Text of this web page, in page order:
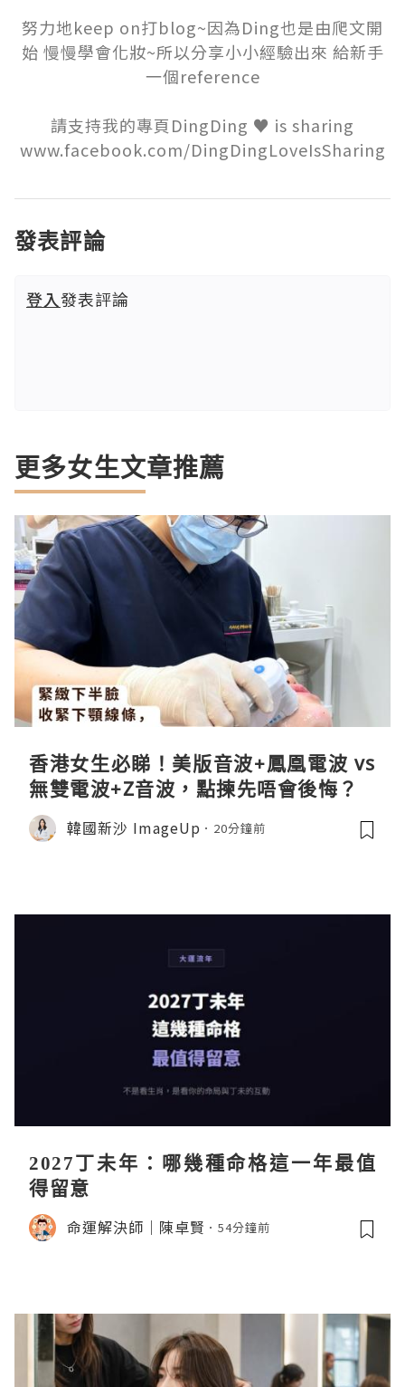
努力地keep on打blog~因為Ding也是由爬文開
始 慢慢學會化妝~所以分享小小經驗出來 給新手
一個reference
請支持我的專頁DingDing ♥ is sharing
發表評論
登入發表評論
更多女生文章推薦
香港女生必睇！美版音波+鳳凰電波 vs
無雙電波+Z音波，點揀先唔會後悔？
韓國新沙 ImageUp 20分鐘前
2027丁未年：哪幾種命格這一年最值
得留意
命運解決師｜陳卓賢 54分鐘前